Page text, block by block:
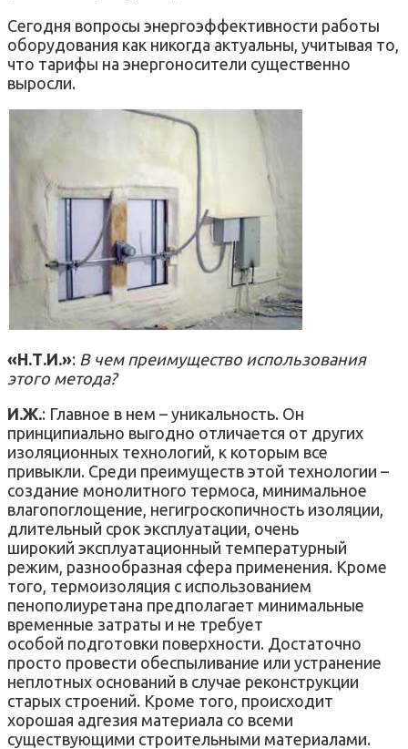
Сегодня вопросы энергоэффективности работы
оборудования как никогда актуальны, учитывая то,
что тарифы на энергоносители существенно
выросли.
«Н.Т.И.»: В чем преимущество использования
этого метода?
И.Ж.: Главное в нем – уникальность. Он
принципиально выгодно отличается от других
изоляционных технологий, к которым все
привыкли. Среди преимуществ этой технологии –
создание монолитного термоса, минимальное
влагопоглощение, негигроскопичность изоляции,
длительный срок эксплуатации, очень
широкий эксплуатационный температурный
режим, разнообразная сфера применения. Кроме
того, термоизоляция с использованием
пенополиуретана предполагает минимальные
временные затраты и не требует
особой подготовки поверхности. Достаточно
просто провести обеспыливание или устранение
неплотных оснований в случае реконструкции
старых строений. Кроме того, происходит
хорошая адгезия материала со всеми
существующими строительными материалами.